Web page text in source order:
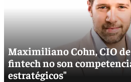
Maximiliano Cohn, CIO de
fintech no son
estratégicos"